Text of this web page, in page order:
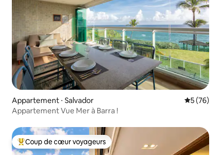
Appartement ⋅ Salvador
5 (76)
Appartement Vue Mer à Barra !
Coups de cœur voyageurs les plus appréciés
Coup de cœur voyageurs